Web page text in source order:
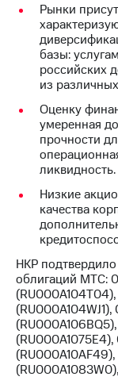
и акционерам
Раскрытие
ПАО
"МТС"
Личный
капитал
и
аудит
Рынок
акций
Рынки
базы:
российских
из
Оценку
умеренная
прочности
ликвидность.
Низкие
качества
НКР
облигаций МТС: